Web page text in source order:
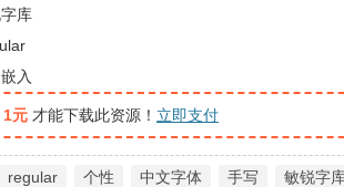
库
入
1元 才能下载此资源！ 立即支付
regular 个性 中文字体 手写 敏锐字